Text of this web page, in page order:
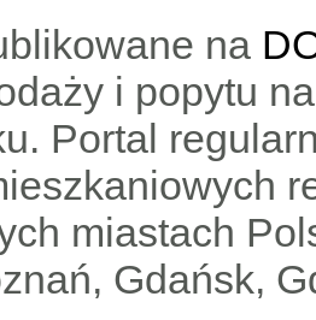
na
i popytu
Portal
miastach
Gdańsk,